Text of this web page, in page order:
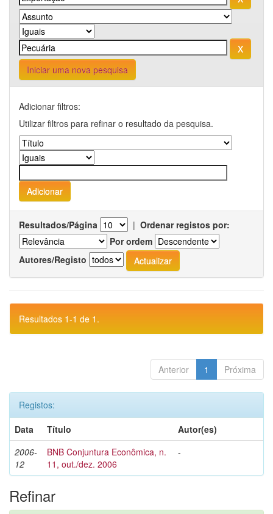
Iniciar uma nova pesquisa
Adicionar filtros:
Utilizar filtros para refinar o resultado da pesquisa.
Resultados/Página | Ordenar registos por:
Por ordem
Autores/Registo
Resultados 1-1 de 1.
Anterior 1 Próxima
Registos:
Data
Título
Autor(es)
2006-
12
BNB Conjuntura Econômica, n.
11, out./dez. 2006
-
Refinar